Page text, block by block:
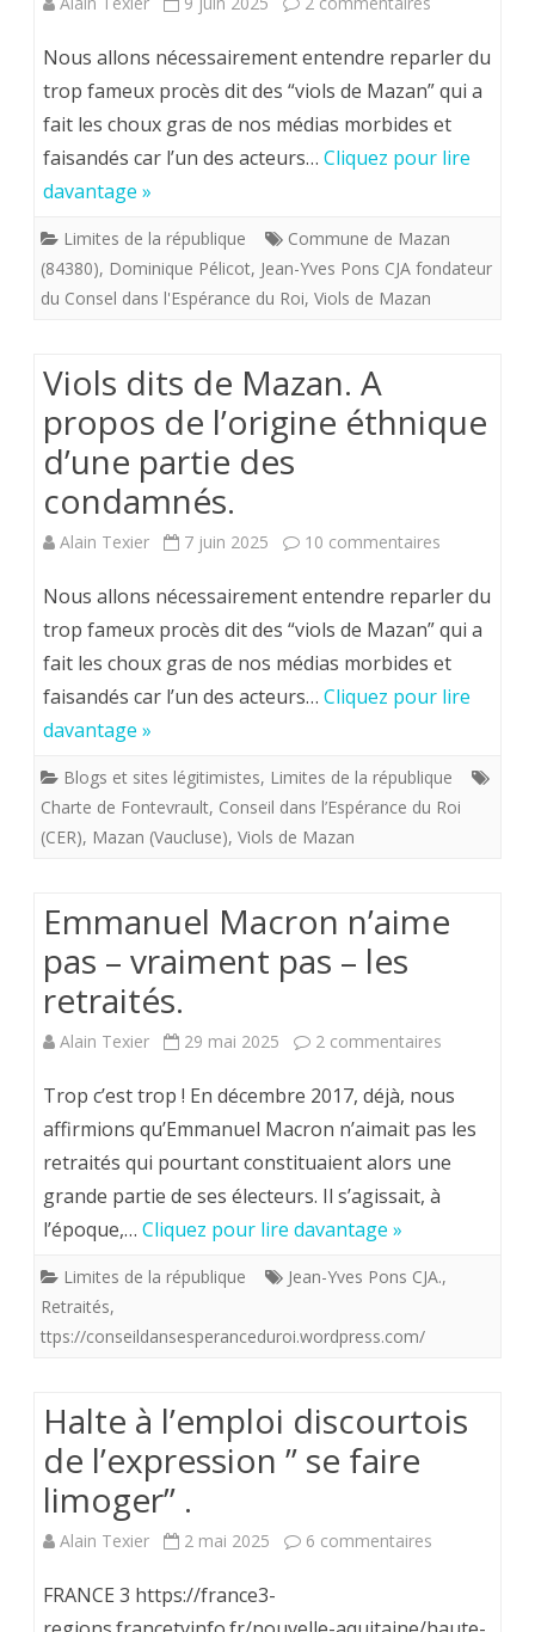
en
viols
de
Mazan
ce
vous
a
pas
dit.
Nous allons nécessairement entendre reparler du
trop fameux procès dit des “viols de Mazan” qui a
fait les choux gras de nos médias morbides et
faisandés car l’un des acteurs… Cliquez pour lire
davantage »
Limites de la république
Commune de Mazan
(84380), Dominique Pélicot, Jean-Yves Pons CJA fondateur
du Consel dans l'Espérance du Roi, Viols de Mazan
Viols dits de Mazan. A
propos de l’origine éthnique
d’une partie des
condamnés.
Alain Texier 7 juin 2025 10 commentaires
dits
de
Mazan.
propos
éthnique
des
Nous allons nécessairement entendre reparler du
trop fameux procès dit des “viols de Mazan” qui a
fait les choux gras de nos médias morbides et
faisandés car l’un des acteurs… Cliquez pour lire
davantage »
Blogs et sites légitimistes, Limites de la république
Charte de Fontevrault, Conseil dans l’Espérance du Roi
(CER), Mazan (Vaucluse), Viols de Mazan
Emmanuel Macron n’aime
pas – vraiment pas – les
retraités.
Alain Texier 29 mai 2025 2 commentaires
Macron
n’aime
vraiment
les
Trop c’est trop ! En décembre 2017, déjà, nous
affirmions qu’Emmanuel Macron n’aimait pas les
retraités qui pourtant constituaient alors une
grande partie de ses électeurs. Il s’agissait, à
l’époque,… Cliquez pour lire davantage »
Limites de la république Jean-Yves Pons CJA.,
Retraités,
ttps://conseildansesperanceduroi.wordpress.com/
Halte à l’emploi discourtois
de l’expression ” se faire
limoger” .
Alain Texier 2 mai 2025 6 commentaires
à
FRANCE 3 https://france3-